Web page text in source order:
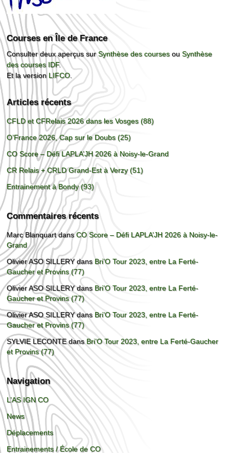
Courses en Île de France
Consulter deux aperçus surSynthèse des coursesouSynthèse
des courses IDF.
Et la version LIFCO.
Articles récents
CFLD et CFRelais 2026 dans les Vosges (88)
O’France 2026, Cap sur le Doubs (25)
CO Score – Défi LAPLA’JH 2026 à Noisy-le-Grand
CR Relais + CRLD Grand-Est à Verzy (51)
Entrainement à Bondy (93)
Commentaires récents
Marc BlanquartdansCO Score – Défi LAPLA’JH 2026 à Noisy-le-
Grand
Olivier ASO SILLERYdans Bri’O Tour 2023, entre La Ferté-
Gaucher et Provins (77)
Olivier ASO SILLERYdans Bri’O Tour 2023, entre La Ferté-
Gaucher et Provins (77)
Olivier ASO SILLERYdans Bri’O Tour 2023, entre La Ferté-
Gaucher et Provins (77)
SYLVIE LECONTEdansBri’O Tour 2023, entre La Ferté-Gaucher
et Provins (77)
Navigation
L’AS IGN CO
News
Déplacements
Entrainements / École de CO